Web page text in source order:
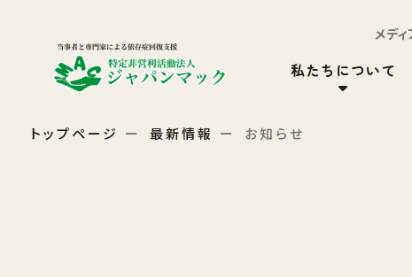
メデ
私たちについて
トップページ 最新情報 お知らせ